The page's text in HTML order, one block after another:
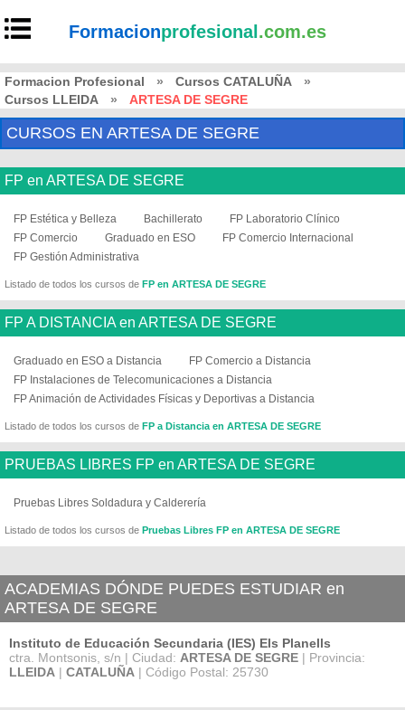
Formacionprofesional .com.es
Formacion Profesional » Cursos CATALUÑA
»
Cursos LLEIDA
» ARTESA DE SEGRE
CURSOS EN ARTESA DE SEGRE
FP en ARTESA DE SEGRE
FP Estética y Belleza Bachillerato
FP Laboratorio Clínico
FP Comercio
Graduado en ESO
FP Comercio Internacional
FP Gestión Administrativa
Listado de todos los cursos de FP en ARTESA DE SEGRE
FP A DISTANCIA en ARTESA DE SEGRE
Graduado en ESO a Distancia
FP Comercio a Distancia
FP Instalaciones de Telecomunicaciones a Distancia
FP Animación de Actividades Físicas y Deportivas a Distancia
Listado de todos los cursos de FP a Distancia en ARTESA DE SEGRE
PRUEBAS LIBRES FP en ARTESA DE SEGRE
Pruebas Libres Soldadura y Calderería
Listado de todos los cursos de Pruebas Libres FP en ARTESA DE SEGRE
ACADEMIAS DÓNDE PUEDES ESTUDIAR en
ARTESA DE SEGRE
Instituto de Educación Secundaria (IES) Els Planells
ctra. Montsonis, s/n | Ciudad: ARTESA DE SEGRE | Provincia:
LLEIDA | CATALUÑA | Código Postal: 25730